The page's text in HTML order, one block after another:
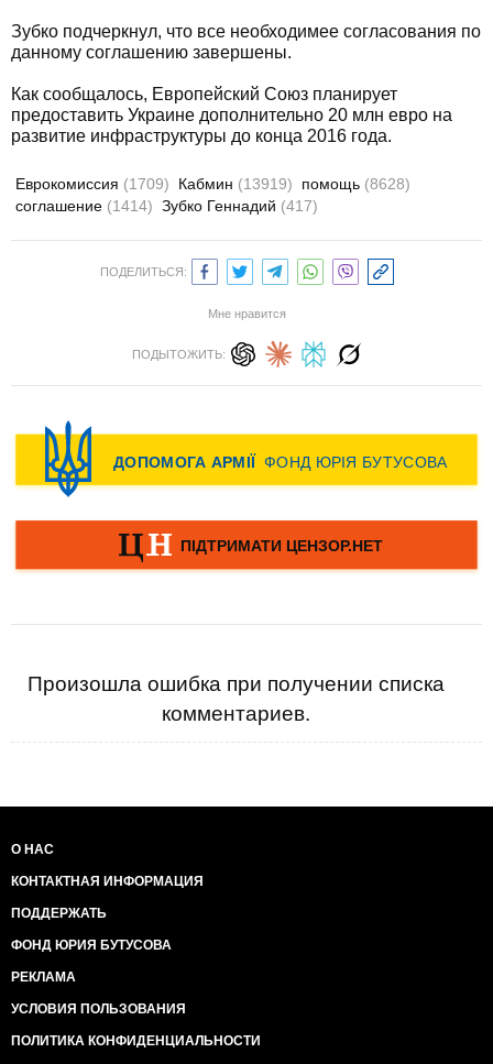
Зубко подчеркнул, что все необходимее согласования по
данному соглашению завершены.
Как сообщалось, Европейский Союз планирует
предоставить Украине дополнительно 20 млн евро на
развитие инфраструктуры до конца 2016 года.
Еврокомиссия (1709) Кабмин (13919) помощь (8628)
соглашение (1414) Зубко Геннадий (417)
ПОДЕЛИТЬСЯ:
Мне нравится
ПОДЫТОЖИТЬ:
Произошла ошибка при получении списка
комментариев.
О НАС
КОНТАКТНАЯ ИНФОРМАЦИЯ
ПОДДЕРЖАТЬ
ФОНД ЮРИЯ БУТУСОВА
РЕКЛАМА
УСЛОВИЯ ПОЛЬЗОВАНИЯ
ПОЛИТИКА КОНФИДЕНЦИАЛЬНОСТИ